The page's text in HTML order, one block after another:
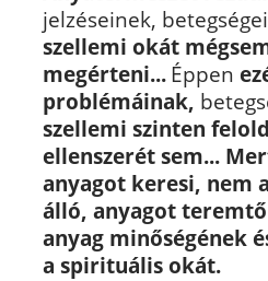
jelzéseinek,
szellemi okát
megérteni... Éppen
problémáinak,
szellemi szinten
ellenszerét sem...
anyagot keresi, nem
álló, anyagot
anyag minőségének
a spirituális okát.